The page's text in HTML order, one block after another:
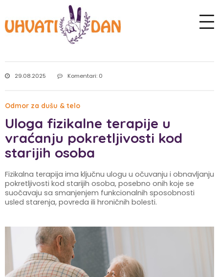
29.08.2025 Komentari: 0
Odmor za dušu & telo
Uloga fizikalne terapije u
vraćanju pokretljivosti kod
starijih osoba
Fizikalna terapija ima ključnu ulogu u očuvanju i obnavljanju
pokretljivosti kod starijih osoba, posebno onih koje se
suočavaju sa smanjenjem funkcionalnih sposobnosti
usled starenja, povreda ili hroničnih bolesti.